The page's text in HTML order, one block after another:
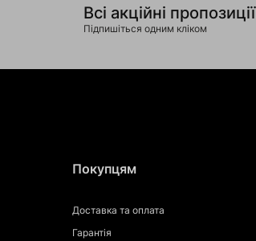
Всі акційні пропозиції
Підпишіться одним кліком
Покупцям
Доставка та оплата
Гарантія